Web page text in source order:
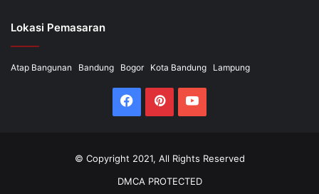
Lokasi Pemasaran
Atap Bangunan Bandung Bogor Kota Bandung Lampung
Facebook
PinterestYouTube
© Copyright 2021, All Rights Reserved
DMCA PROTECTED